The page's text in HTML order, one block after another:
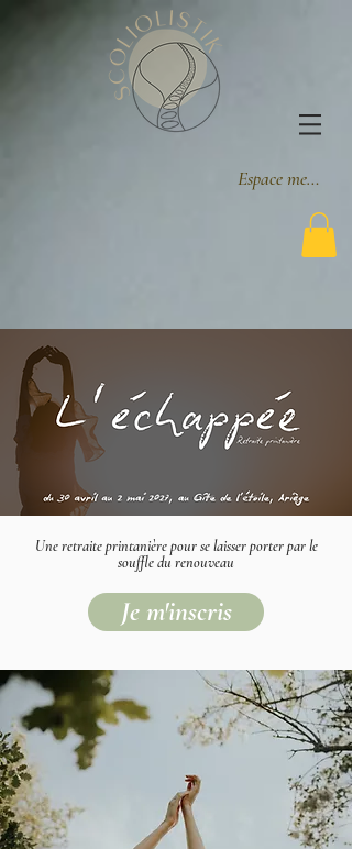
Espace membre
Une retraite printanière pour se laisser porter par le
souffle du renouveau
Je m'inscris